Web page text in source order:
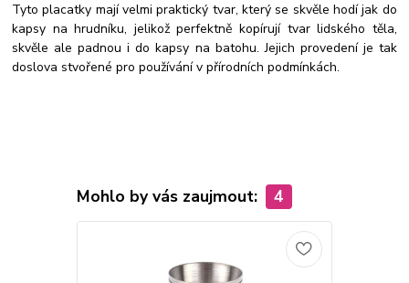
Tyto placatky mají velmi praktický tvar, který se skvěle hodí jak do
kapsy na hrudníku, jelikož perfektně kopírují tvar lidského těla,
skvěle ale padnou i do kapsy na batohu. Jejich provedení je tak
doslova stvořené pro používání v přírodních podmínkách.
Mohlo by vás zaujmout: 4